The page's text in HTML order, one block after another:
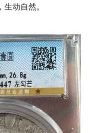
动自然。